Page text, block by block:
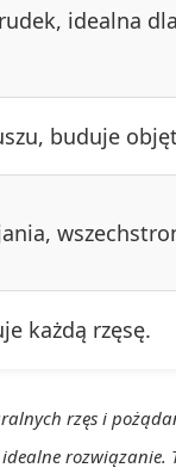
idealna
buduje
każdą rzęsę.
rzęs i
rozwiązanie.